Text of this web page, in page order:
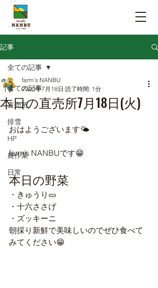
記事
全ての記事
直売所
排雪
HP
農作業
日常
全ての記事
本日の直売所7月18日(火)
farm's NANBU
2023年7月18日 読了時間: 1分
おはようございます🌤️
farm’s NANBUです😁
本日の野菜
・きゅうり🥒
・十六ささげ
・ズッキーニ
朝採り新鮮で美味しいのでぜひ食べて
みてください😁